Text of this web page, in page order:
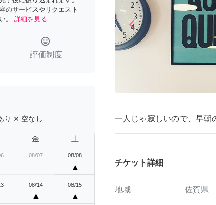
のサービスやリクエスト
。
詳細を見る
tag_faces
評価制度
り ✕:空なし
金 土
08/07 08/08
▲
08/14
▲
08/15
▲
arrow_back_iosPrevious
一人じゃ寂しいので、早朝
チケット詳細
地域 佐賀県